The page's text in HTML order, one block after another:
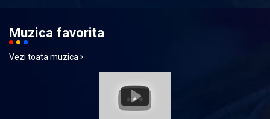
Muzica favorita
Vezi toata muzica